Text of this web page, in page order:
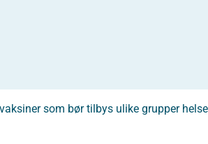
som bør tilbys ulike grupper